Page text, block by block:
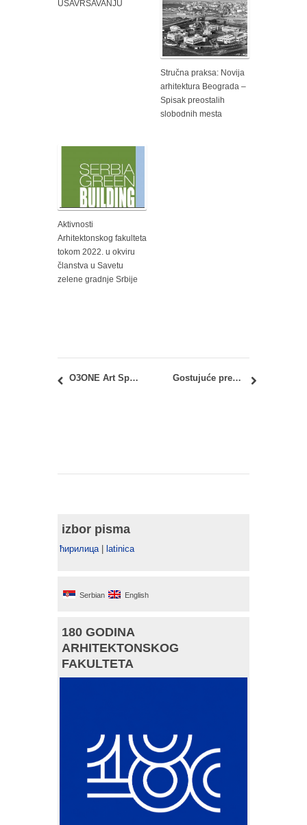
USAVRŠAVANJU
Stručna praksa: Novija
arhitektura Beograda –
Spisak preostalih
slobodnih mesta
Aktivnosti
Arhitektonskog fakulteta
tokom 2022. u okviru
članstva u Savetu
zelene gradnje Srbije
O3ONE Art Space: Moderni u Beogradu: crno na belo 29.11-05.12.2019. godine Gostujuće predavanje – Integrisano osvetljenje, Shim-Sutcliffe Architects
izbor pisma
ћирилица | latinica
Serbian English
180 GODINA
ARHITEKTONSKOG
FAKULTETA